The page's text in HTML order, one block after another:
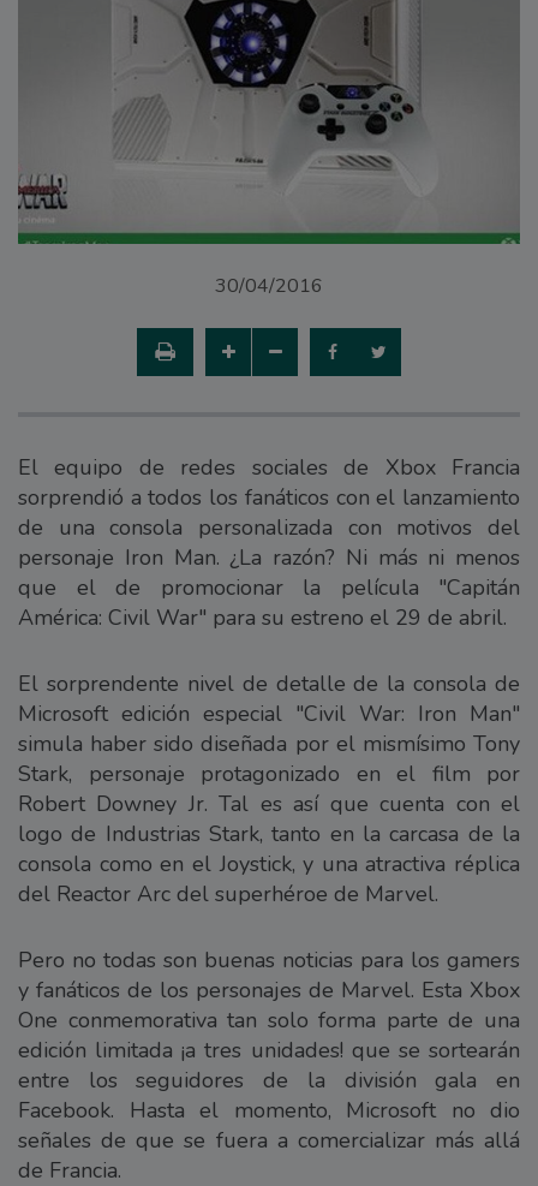
30/04/2016
El equipo de redes sociales de Xbox Francia
sorprendió a todos los fanáticos con el lanzamiento
de una consola personalizada con motivos del
personaje Iron Man. ¿La razón? Ni más ni menos
que el de promocionar la película "Capitán
América: Civil War" para su estreno el 29 de abril.
El sorprendente nivel de detalle de la consola de
Microsoft edición especial "Civil War: Iron Man"
simula haber sido diseñada por el mismísimo Tony
Stark, personaje protagonizado en el film por
Robert Downey Jr. Tal es así que cuenta con el
logo de Industrias Stark, tanto en la carcasa de la
consola como en el Joystick, y una atractiva réplica
del Reactor Arc del superhéroe de Marvel.
Pero no todas son buenas noticias para los gamers
y fanáticos de los personajes de Marvel. Esta Xbox
One conmemorativa tan solo forma parte de una
edición limitada ¡a tres unidades! que se sortearán
entre los seguidores de la división gala en
Facebook. Hasta el momento, Microsoft no dio
señales de que se fuera a comercializar más allá
de Francia.